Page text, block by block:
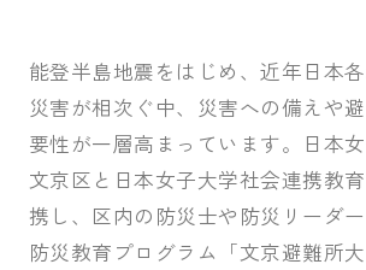
キャンパスライフ
国際交流・留学
能登半島地震をはじめ、近年日本
災害が相次ぐ中、災害への備えや
要性が一層高まっています。日本女
文京区と日本女子大学社会連携教
携し、区内の防災士や防災リーダ
防災教育プログラム「文京避難所